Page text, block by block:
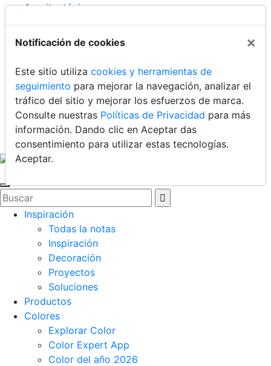
Arquitectónico
Contacto
Dónde comprar
Argentina
Chile
Brasil
México
Ecuador
Inspiración
Todas la notas
Inspiración
Decoración
Proyectos
Soluciones
Productos
Colores
Explorar Color
Color Expert App
Color del año 2026
×
Notificación de cookies
Este sitio utiliza cookies y herramientas de
seguimiento para mejorar la navegación, analizar el
tráfico del sitio y mejorar los esfuerzos de marca.
Consulte nuestras Políticas de Privacidad para más
información. Dando clic en Aceptar das
consentimiento para utilizar estas tecnologías.
Aceptar.